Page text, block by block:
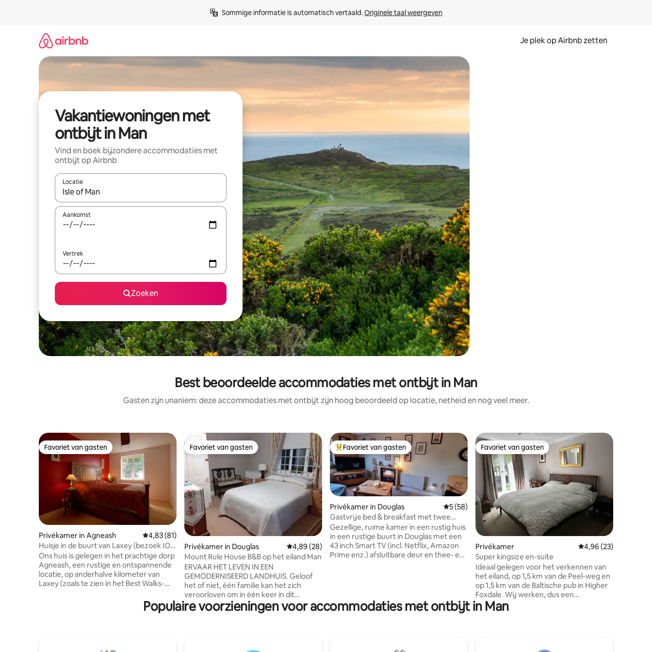
Sommige informatie is automatisch vertaald. Originele taal weergeven
Je plek op Airbnb zetten
Vakantiewoningen met
ontbijt in Man
Vind en boek bijzondere accommodaties met
ontbijt op Airbnb
Locatie
Wanneer er resultaten beschikbaar zijn, maak je een keuze met je de pijltjestoetsen omhoog en omlaag, óf door te tikken of swipen.
Aankomst
Vertrek
Zoeken
Best beoordeelde accommodaties met ontbijt in Man
Gasten zijn unaniem: deze accommodaties met ontbijt zijn hoog beoordeeld op locatie, netheid en nog veel meer.
Favoriet van gasten
Favoriet van gasten
Privékamer in Agneash Gemiddelde beoordeling van 4,83 op 5, 81 recensies
4,83 (81)
Huisje in de buurt van Laxey (bezoek IOM
geregistreerd nº655090)
Ons huis is gelegen in het prachtige dorp
Agneash, een rustige en ontspannende
locatie, op anderhalve kilometer van
Laxey (zoals te zien in het Best Walks-
We genieten van een prachtig uitzicht
over Snaefell en Laxey. Het is een echte
een kleine tweepersoonskamer en een
Favoriet van gasten
Favoriet van gasten
Privékamer in Douglas Gemiddelde beoordeling van 4,89 op 5, 28 recensies
4,89 (28)
Mount Rule House B&B op het eiland Man
ERVAAR HET LEVEN IN EEN
GEMODERNISEERD LANDHUIS. Geloof
het of niet, één familie kan het zich
veroorloven om in één keer in dit
indrukwekkende herenhuis te wonen -
en het was nog niet zo lang geleden ! Wij
gewenste datums niet beschikbaar lijken
Topfavoriet van gasten
Favoriet van gasten
Privékamer in Douglas Gemiddelde beoordeling van 5 op 5, 58 recensies
5 (58)
Gastvrije bed & breakfast met twee
eenpersoonsbedden
Gezellige, ruime kamer in een rustig huis
in een rustige buurt in Douglas met een
43 inch Smart TV (incl. Netflix, Amazon
Prime enz.) afsluitbare deur en thee- en
mijn partner. Kaart en toeristische
informatiebrochures aanwezig.
Favoriet van gasten
Favoriet van gasten
Privékamer Gemiddelde
4,96 (23)
Super kingsize en-suite
Ideaal gelegen voor het verkennen van
het eiland, op 1,5 km van de Peel-weg en
op 1,5 km van de Baltische pub in Higher
Foxdale. Wij werken, dus een
continentaal ontbijt wordt verzorgd en
je kunt op elk gewenst moment
dekbedden en kussens met katoenen
Populaire voorzieningen voor accommodaties met ontbijt in Man